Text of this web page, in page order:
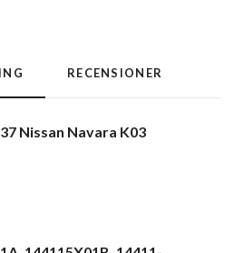
RECENSIONER
Nissan Navara K03